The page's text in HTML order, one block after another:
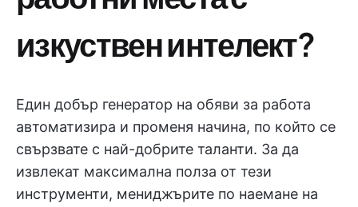
изкуствен интелект?
Един добър генератор на обяви за работа
автоматизира и променя начина, по който се
свързвате с най-добрите таланти. За да
извлекат максимална полза от тези
инструменти, мениджърите по наемане на